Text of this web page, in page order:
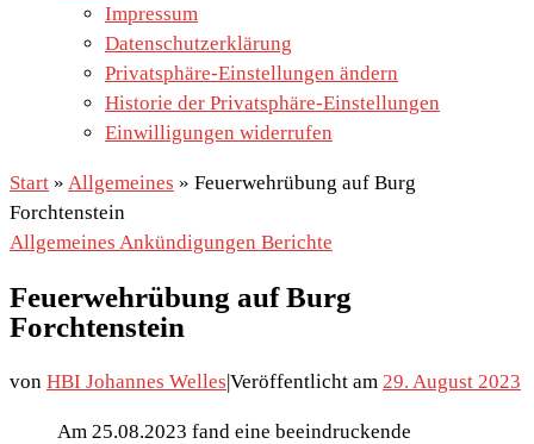
Impressum
Datenschutzerklärung
Privatsphäre-Einstellungen ändern
Historie der Privatsphäre-Einstellungen
Einwilligungen widerrufen
Start » Allgemeines » Feuerwehrübung auf Burg
Forchtenstein
Allgemeines Ankündigungen Berichte
Feuerwehrübung auf Burg
Forchtenstein
von HBI Johannes Welles|Veröffentlicht am 29. August 2023
Am 25.08.2023 fand eine beeindruckende